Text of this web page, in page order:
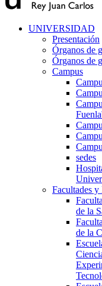
UNIVERSIDAD
Presentación
Órganos de
Órganos de
Campus
sedes
Facultades y
de la
de la